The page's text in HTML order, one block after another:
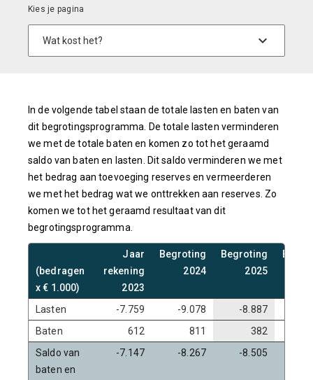
In de volgende tabel staan de totale lasten en baten van
dit begrotingsprogramma. De totale lasten verminderen
we met de totale baten en komen zo tot het geraamd
saldo van baten en lasten. Dit saldo verminderen we met
het bedrag aan toevoeging reserves en vermeerderen
we met het bedrag wat we onttrekken aan reserves. Zo
komen we tot het geraamd resultaat van dit
begrotingsprogramma.
(bedragen
x € 1.000)
Jaar
rekening
2023
Begroting
2024
Begroting
2025
Lasten -7.759 -9.078 -8.887
Baten
612 811 382
Saldo van
baten en
-7.147 -8.267 -8.505